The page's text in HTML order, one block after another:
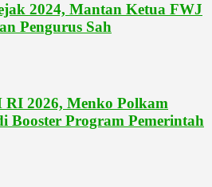
2024, Mantan Ketua FWJ
Pengurus Sah
2026, Menko Polkam
Booster Program Pemerintah